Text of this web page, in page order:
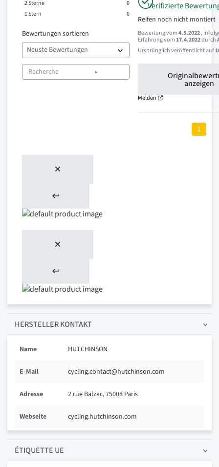
2Sterne
0
1Stern 0
Bewertungen sortieren
Verifizierte
Reifen noch nicht montiert
Bewertung vom4.5.2022,
Erfahrung vom17.4.2022durch
Ursprünglich veröffentlicht auf
anzeigen
Melden
1
HERSTELLER KONTAKT
Name HUTCHINSON
E-Mail cycling.contact@hutchinson.com
Adresse 2 rue Balzac, 75008 Paris
Webseite cycling.hutchinson.com
ÉTIQUETTE UE